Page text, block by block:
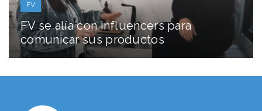
FV
FV se alía con influencers para
comunicar sus productos